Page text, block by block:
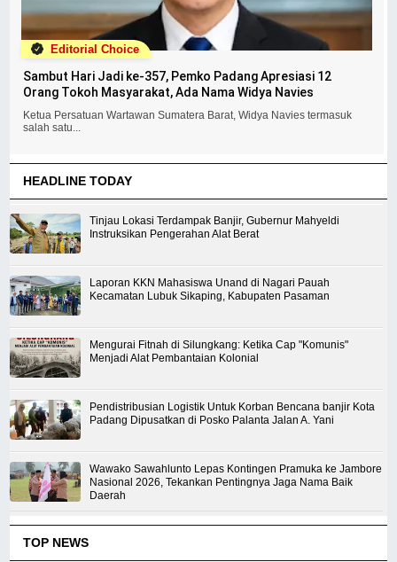
Editorial Choice
Sambut Hari Jadi ke-357, Pemko Padang Apresiasi 12
Orang Tokoh Masyarakat, Ada Nama Widya Navies
Ketua Persatuan Wartawan Sumatera Barat, Widya Navies termasuk
salah satu...
HEADLINE TODAY
Tinjau Lokasi Terdampak Banjir, Gubernur Mahyeldi
Instruksikan Pengerahan Alat Berat
Laporan KKN Mahasiswa Unand di Nagari Pauah
Kecamatan Lubuk Sikaping, Kabupaten Pasaman
Mengurai Fitnah di Silungkang: Ketika Cap "Komunis"
Menjadi Alat Pembantaian Kolonial
Pendistribusian Logistik Untuk Korban Bencana banjir Kota
Padang Dipusatkan di Posko Palanta Jalan A. Yani
Wawako Sawahlunto Lepas Kontingen Pramuka ke Jambore
Nasional 2026, Tekankan Pentingnya Jaga Nama Baik
Daerah
TOP NEWS